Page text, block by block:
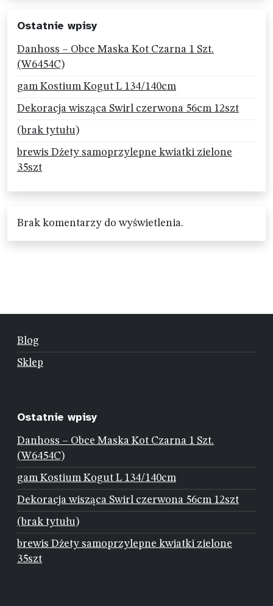
Ostatnie wpisy
Danhoss – Obce Maska Kot Czarna 1 Szt.
(W6454C)
gam Kostium Kogut L 134/140cm
Dekoracja wisząca Swirl czerwona 56cm 12szt
(brak tytułu)
brewis Dżety samoprzylepne kwiatki zielone
35szt
Brak komentarzy do wyświetlenia.
Blog
Sklep
Ostatnie wpisy
Danhoss – Obce Maska Kot Czarna 1 Szt.
(W6454C)
gam Kostium Kogut L 134/140cm
Dekoracja wisząca Swirl czerwona 56cm 12szt
(brak tytułu)
brewis Dżety samoprzylepne kwiatki zielone
35szt